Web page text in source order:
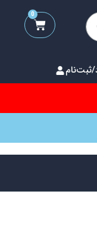
0
ثبت‌نام